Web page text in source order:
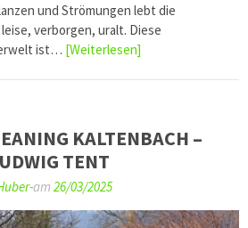
und Strömungen lebt die
verborgen, uralt. Diese
ist… [Weiterlesen]
KALTENBACH –
TENT
am26/03/2025